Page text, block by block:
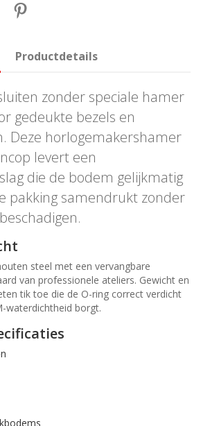
Productdetails
zonder speciale hamer
gedeukte bezels en
Deze horlogemakershamer
levert een
die de bodem gelijkmatig
pakking samendrukt zonder
steel met een vervangbare
van professionele ateliers. Gewicht en
tik toe die de O-ring correct verdicht
waterdichtheid borgt.